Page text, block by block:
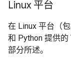
Linux 平台
在 Linux 平台（
和 Python 提供
部分所述。